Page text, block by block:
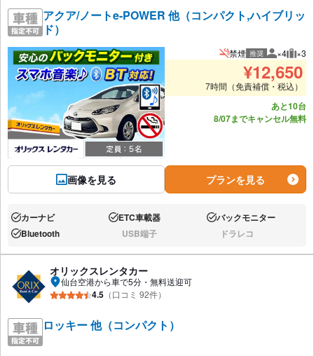
アクア/ノートe-POWER 他（コンパクト,ハイブリッ
ド）
画像を見る
禁煙 推奨 推奨人数
×4 推
×3
¥12,650
7時間（免責補償・税込）
あと10台
8/07までキャンセル無料
プランを見る
あり:カーナビ あり:ETC車載器 あり:バックモニター
あり:Bluetooth なし:USB端子 なし:ドラレコ
オリックスレンタカー
仙台空港から車で5分・無料送迎可
4.5 （口コミ 92件）
ロッキー 他（コンパクト）